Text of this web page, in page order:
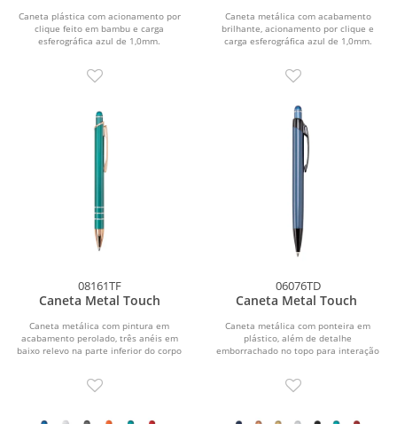
Caneta plástica com acionamento por
clique feito em bambu e carga
esferográfica azul de 1,0mm.
Caneta metálica com acabamento
brilhante, acionamento por clique e
carga esferográfica azul de 1,0mm.
08161TF
Caneta Metal Touch
Caneta metálica com pintura em
acabamento perolado, três anéis em
baixo relevo na parte inferior do corpo
06076TD
Caneta Metal Touch
Caneta metálica com ponteira em
plástico, além de detalhe
emborrachado no topo para interação